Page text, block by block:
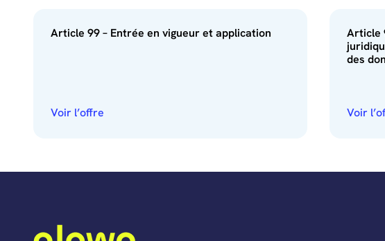
Article 99 – Entrée en vigueur et application
Voir l’offre
Article
des
Voir